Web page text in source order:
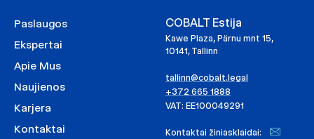
Paslaugos
Ekspertai
Apie Mus
Naujienos
Karjera
Kontaktai
COBALT Estija
Kawe Plaza, Pärnu mnt 15,
10141, Tallinn
tallinn@cobalt.legal
+372 665 1888
VAT: EE100049291
Kontaktai žiniasklaidai: